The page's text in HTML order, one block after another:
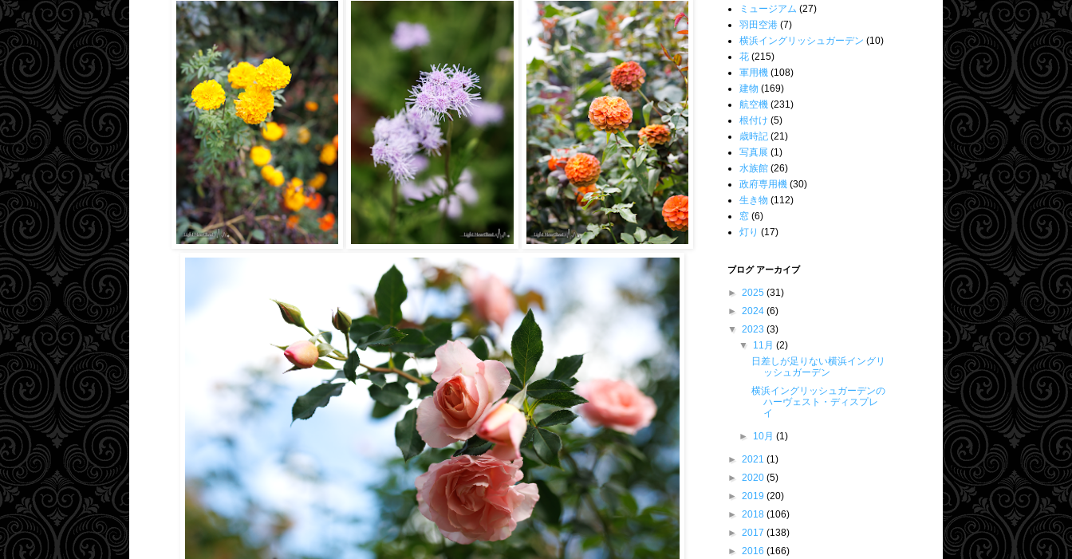
ミュージアム (27)
羽田空港 (7)
横浜イングリッシュガーデン (10)
花 (215)
軍用機 (108)
建物 (169)
航空機 (231)
根付け (5)
歳時記 (21)
写真展 (1)
水族館 (26)
政府専用機 (30)
生き物 (112)
窓 (6)
灯り (17)
ブログ アーカイブ
► 2025 (31)
► 2024 (6)
▼ 2023 (3)
▼ 11月(2)
日差しが足りない横浜イングリ
ッシュガーデン
横浜イングリッシュガーデンの
ハーヴェスト・ディスプレ
イ
► 10月(1)
► 2021 (1)
► 2020 (5)
► 2019 (20)
► 2018 (106)
► 2017 (138)
► 2016 (166)